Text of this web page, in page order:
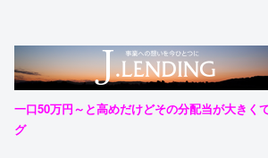
一口50万円～と高めだけどその分配当が大きく
グ